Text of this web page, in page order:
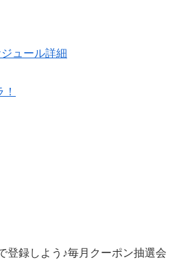
ュール詳細
登録しよう♪毎月クーポン抽選会